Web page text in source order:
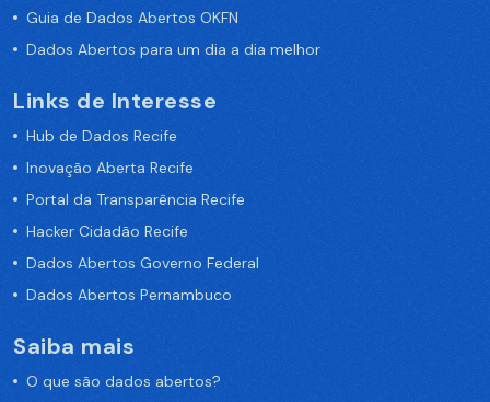
Guia de Dados Abertos OKFN
Dados Abertos para um dia a dia melhor
Links de Interesse
Hub de Dados Recife
Inovação Aberta Recife
Portal da Transparência Recife
Hacker Cidadão Recife
Dados Abertos Governo Federal
Dados Abertos Pernambuco
Saiba mais
O que são dados abertos?